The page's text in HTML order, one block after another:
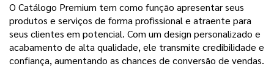
O Catálogo Premium tem como função apresentar seus
produtos e serviços de forma profissional e atraente para
seus clientes em potencial. Com um design personalizado e
acabamento de alta qualidade, ele transmite credibilidade e
confiança, aumentando as chances de conversão de vendas.